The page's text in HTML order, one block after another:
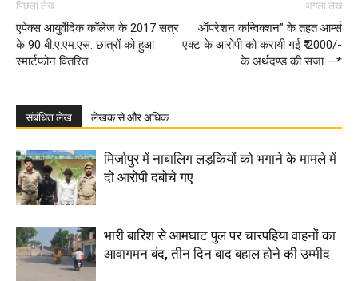
पिछला लेख
एपेक्स आयुर्वेदिक कॉलेज के 2017 सत्र
के 90 बी.ए.एम.एस. छात्रों को हुआ
स्मार्टफोन वितरित
अगला लेख
ऑपरेशन कन्विक्शन” के तहत आर्म्स
एक्ट के आरोपी को करायी गई ₹ 2000/-
के अर्थदण्ड की सजा —*
संबंधित लेख लेखक से और अधिक
मिर्जापुर में नाबालिग लड़कियों को भगाने के मामले में
दो आरोपी दबोचे गए
भारी बारिश से आमघाट पुल पर चारपहिया वाहनों का
आवागमन बंद, तीन दिन बाद बहाल होने की उम्मीद